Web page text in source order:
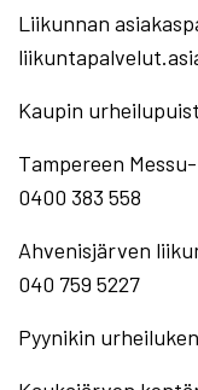
Liikunnan
Kaupin
Tampereen
0400 383 558
Ahvenisjärven
040 759 5227
Pyynikin